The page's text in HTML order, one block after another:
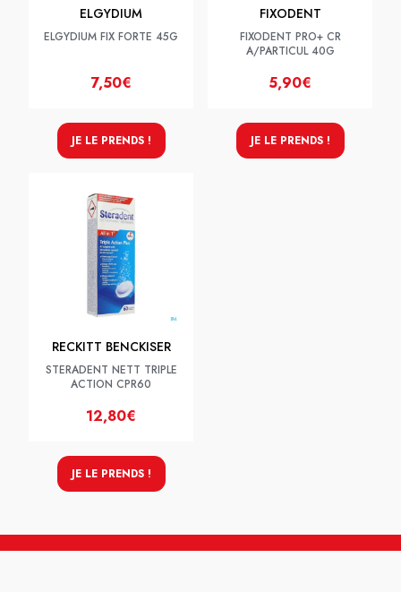
ELGYDIUM
ELGYDIUM FIX FORTE 45G
7,50€
JE LE PRENDS !
FIXODENT
FIXODENT PRO+ CR
A/PARTICUL 40G
5,90€
JE LE PRENDS !
RECKITT BENCKISER
STERADENT NETT TRIPLE
ACTION CPR60
12,80€
JE LE PRENDS !